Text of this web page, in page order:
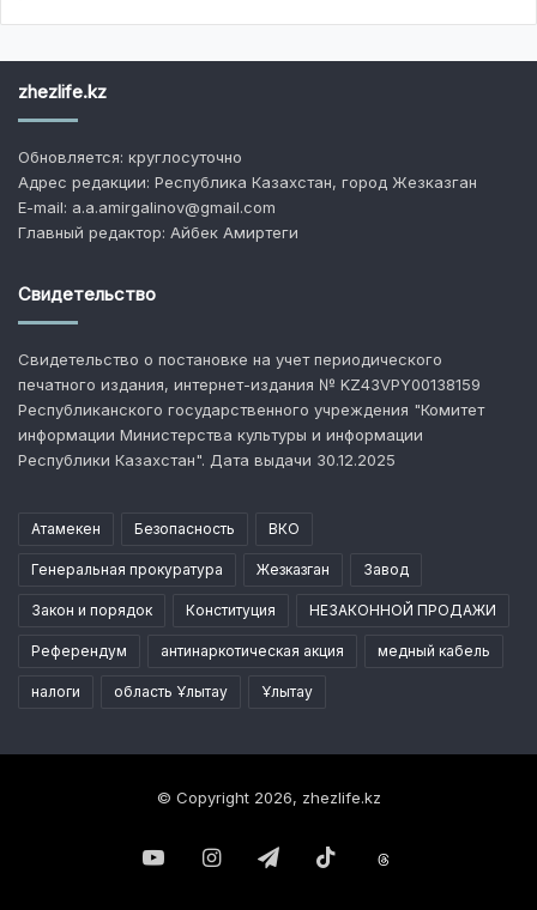
zhezlife.kz
Обновляется: круглосуточно
Адрес редакции: Республика Казахстан, город Жезказган
E-mail: a.a.amirgalinov@gmail.com
Главный редактор: Айбек Амиртеги
Свидетельство
Свидетельство о постановке на учет периодического
печатного издания, интернет-издания № KZ43VPY00138159
Республиканского государственного учреждения "Комитет
информации Министерства культуры и информации
Республики Казахстан". Дата выдачи 30.12.2025
Атамекен Безопасность ВКО
Генеральная прокуратура Жезказган Завод
Закон и порядок Конституция НЕЗАКОННОЙ ПРОДАЖИ
Референдум антинаркотическая акция медный кабель
налоги область Ұлытау Ұлытау
© Copyright 2026, zhezlife.kz
YouTubeInstagramTelegramTikTok